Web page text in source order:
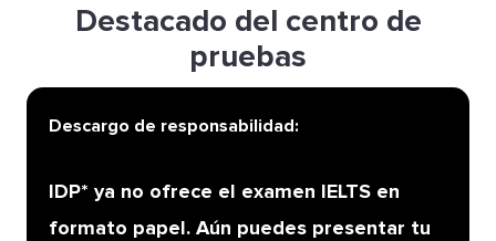
Destacado del centro de
pruebas
Descargo de responsabilidad:
IDP* ya no ofrece el examen IELTS en
formato papel. Aún puedes presentar tu